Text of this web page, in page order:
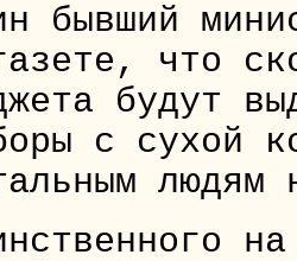
бывший
что
будут
с сухой
людям